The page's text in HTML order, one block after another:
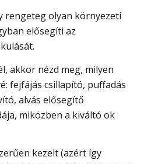
rengeteg olyan környezeti
elősegíti az
akkor nézd meg, milyen
fejfájás csillapító, puffadás
alvás elősegítő
miközben a kiváltó ok
kezelt (azért így